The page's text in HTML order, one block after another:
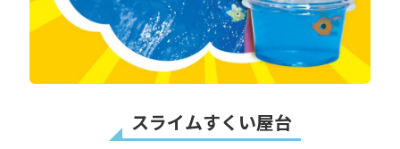
スライムすくい屋台